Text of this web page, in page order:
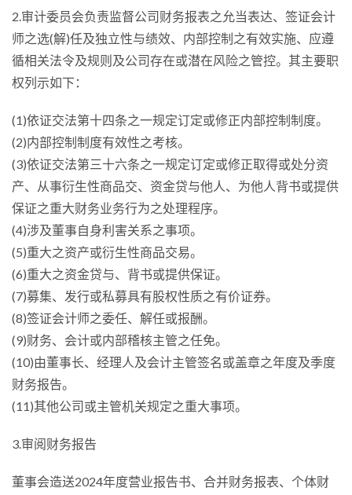
2.审计委员会负责监督公司财务报表之允当表达、签证会计
师之选(解)任及独立性与绩效、内部控制之有效实施、应遵
循相关法令及规则及公司存在或潜在风险之管控。其主要职
权列示如下：
(1)依证交法第十四条之一规定订定或修正内部控制制度。
(2)内部控制制度有效性之考核。
(3)依证交法第三十六条之一规定订定或修正取得或处分资
产、从事衍生性商品交、资金贷与他人、为他人背书或提供
保证之重大财务业务行为之处理程序。
(4)涉及董事自身利害关系之事项。
(5)重大之资产或衍生性商品交易。
(6)重大之资金贷与、背书或提供保证。
(7)募集、发行或私募具有股权性质之有价证券。
(8)签证会计师之委任、解任或报酬。
(9)财务、会计或内部稽核主管之任免。
(10)由董事长、经理人及会计主管签名或盖章之年度及季度
财务报告。
(11)其他公司或主管机关规定之重大事项。
3.审阅财务报告
董事会造送2024年度营业报告书、合并财务报表、个体财